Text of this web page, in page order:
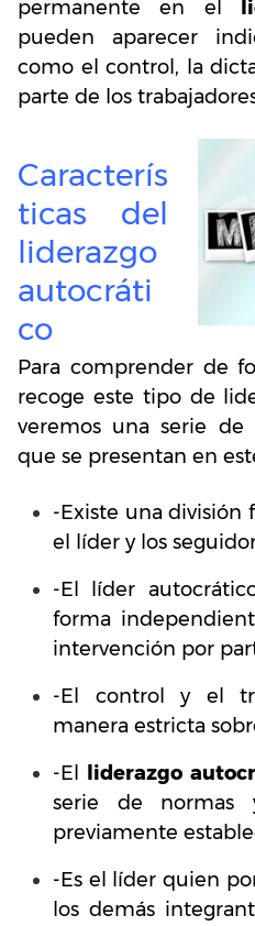
permanente en el
pueden aparecer
como el control, la
parte de los
Caracterís
ticas del
liderazgo
autocráti
co
Para comprender de
recoge este tipo de
veremos una serie de
que se presentan en
-Existe una división
el líder y los
-El líder
forma
intervención por
-El control y el
manera estricta
-El liderazgo
serie de normas
previamente
-Es el líder quien
los demás